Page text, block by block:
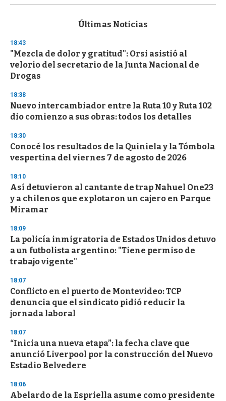
s
d
s
o
f
3
s
e
c
o
d
s
Últimas Noticias
18:43
"Mezcla de dolor y gratitud": Orsi asistió al
velorio del secretario de la Junta Nacional de
Drogas
18:38
Nuevo intercambiador entre la Ruta 10 y Ruta 102
dio comienzo a sus obras: todos los detalles
18:30
Conocé los resultados de la Quiniela y la Tómbola
vespertina del viernes 7 de agosto de 2026
18:10
Así detuvieron al cantante de trap Nahuel One23
y a chilenos que explotaron un cajero en Parque
Miramar
18:09
La policía inmigratoria de Estados Unidos detuvo
a un futbolista argentino: "Tiene permiso de
trabajo vigente"
18:07
Conflicto en el puerto de Montevideo: TCP
denuncia que el sindicato pidió reducir la
jornada laboral
18:07
“Inicia una nueva etapa”: la fecha clave que
anunció Liverpool por la construcción del Nuevo
Estadio Belvedere
18:06
Abelardo de la Espriella asume como presidente